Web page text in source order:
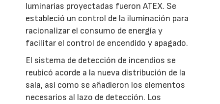
luminarias proyectadas fueron ATEX. Se
estableció un control de la iluminación para
racionalizar el consumo de energía y
facilitar el control de encendido y apagado.
El sistema de detección de incendios se
reubicó acorde a la nueva distribución de la
sala, así como se añadieron los elementos
necesarios al lazo de detección. Los